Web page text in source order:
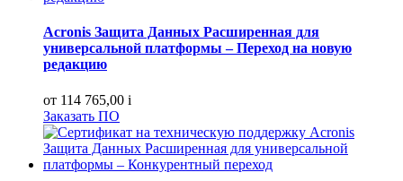
Acronis Защита Данных Расширенная для
универсальной платформы – Переход на новую
редакцию
от 114 765,00 i
Заказать ПО